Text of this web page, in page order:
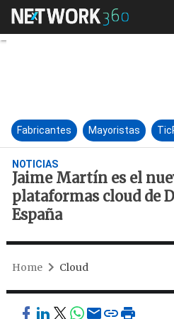
Jaime
Fabricantes Mayoristas
NOTICIAS
Jaime Martín es el
plataformas cloud de
España
Home Cloud